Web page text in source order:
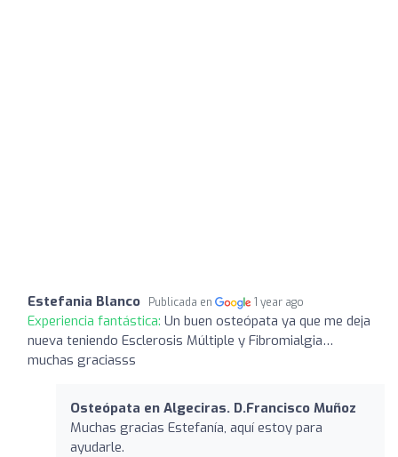
Estefania Blanco Publicada en 1 year ago
Experiencia fantástica: Un buen osteópata ya que me deja
nueva teniendo Esclerosis Múltiple y Fibromialgia…
muchas graciasss
Osteópata en Algeciras. D.Francisco Muñoz
Muchas gracias Estefanía, aquí estoy para
ayudarle.